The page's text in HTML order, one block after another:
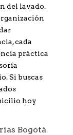
del lavado.
cada
práctica
Si buscas
hoy
Bogotá